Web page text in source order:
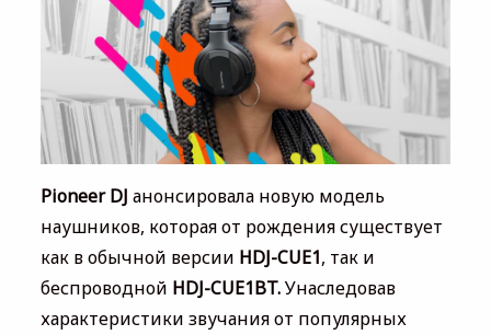
Pioneer DJ анонсировала новую модель
наушников, которая от рождения существует
как в обычной версии HDJ-CUE1, так и
беспроводной HDJ-CUE1BT.Унаследовав
характеристики звучания от популярных